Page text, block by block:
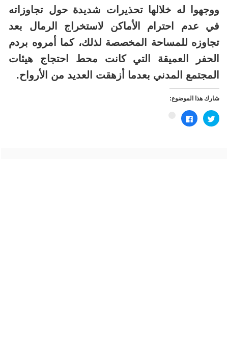
ووجهوا له خلالها تحذيرات شديدة حول تجاوزاته
في عدم احترام الأماكن لاستخراج الرمال بعد
تجاوزه للمساحة المخصصة لذلك، كما أمروه بردم
الحفر العميقة التي كانت محط احتجاج هيئات
المجتمع المدني بعدما أزهقت العديد من الأرواح.
شارك هذا الموضوع:
اضغط
للمشاركة
على
انقر
للمشاركة
على